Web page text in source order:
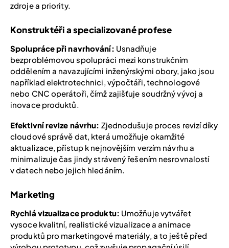
zdroje a priority.
Konstruktéři a specializované profese
Spolupráce při navrhování: Usnadňuje
bezproblémovou spolupráci mezi konstrukčním
oddělením a navazujícími inženýrskými obory, jako jsou
například elektrotechnici, výpočtáři, technologové
nebo CNC operátoři, čímž zajišťuje soudržný vývoj a
inovace produktů.
Efektivní revize návrhu: Zjednodušuje proces revizí díky
cloudové správě dat, která umožňuje okamžité
aktualizace, přístup k nejnovějším verzím návrhu a
minimalizuje čas jindy strávený řešením nesrovnalostí
v datech nebo jejich hledáním.
Marketing
Rychlá vizualizace produktu: Umožňuje vytvářet
vysoce kvalitní, realistické vizualizace a animace
produktů pro marketingové materiály, a to ještě před